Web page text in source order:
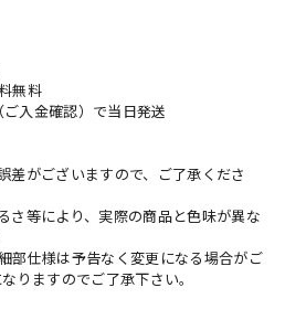
無料
入金確認）で当日発送
差がございますので、ご了承くださ
さ等により、実際の商品と色味が異な
部仕様は予告なく変更になる場合がご
りますのでご了承下さい。